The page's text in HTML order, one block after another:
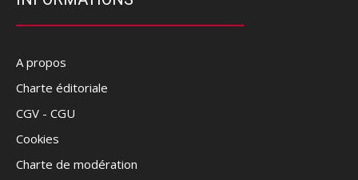
A propos
Charte éditoriale
CGV - CGU
Cookies
Charte de modération